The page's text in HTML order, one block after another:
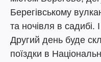
Берегівському
та ночівля в
Другий день буде
поїздки в